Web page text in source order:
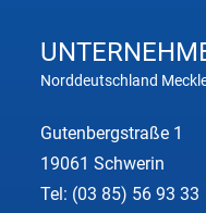
Norddeutschland
Gutenbergstraße 1
19061 Schwerin
Tel: (03 85) 56 93 33